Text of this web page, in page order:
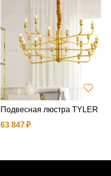
Подвесная люстра TYLER
63 847